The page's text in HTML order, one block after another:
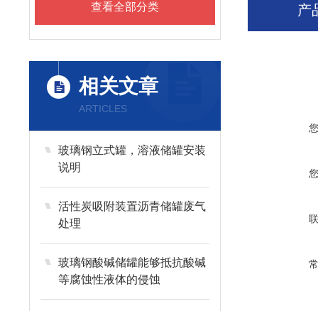
查看全部分类
相关文章
ARTICLES
玻璃钢立式罐，溶液储罐安装
说明
活性炭吸附装置沥青储罐废气
处理
玻璃钢酸碱储罐能够抵抗酸碱
等腐蚀性液体的侵蚀
产